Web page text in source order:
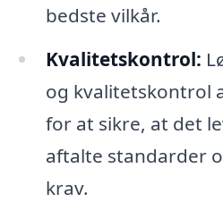
bedste vilkår.
Kvalitetskontrol:
og kvalitetskontrol
for at sikre, at det
aftalte standarder
krav.